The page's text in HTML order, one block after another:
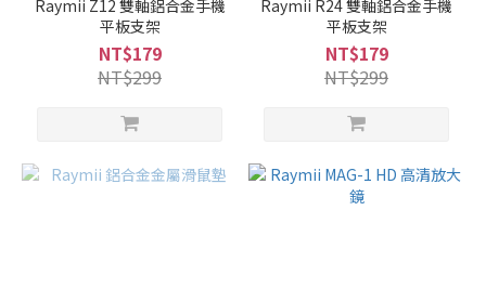
Raymii Z12 雙軸鋁合金手機
平板支架
NT$179
NT$299
Raymii R24 雙軸鋁合金手機
平板支架
NT$179
NT$299